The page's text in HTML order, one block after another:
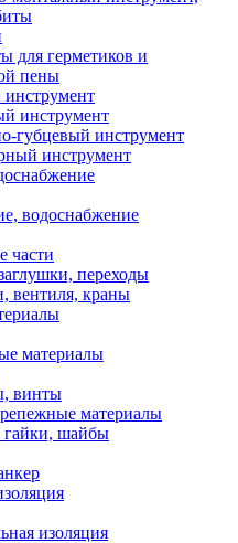
для герметиков и
пены
инструмент
губцевый инструмент
инструмент
водоснабжение
части
переходы
вентиля, краны
материалы
винты
материалы
шайбы
изоляция